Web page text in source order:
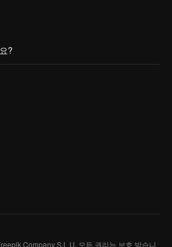
?
Company S.L.U. 모든 권리는 보호 받습니